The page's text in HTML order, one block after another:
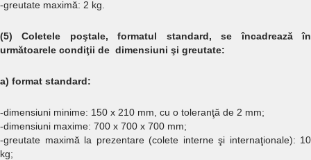
-greutate maximă: 2 kg.
(5) Coletele poştale, formatul standard, se încadrează în
următoarele condiţii de dimensiuni şi greutate:
a) format standard:
-dimensiuni minime: 150 x 210 mm, cu o toleranţă de 2 mm;
-dimensiuni maxime: 700 x 700 x 700 mm;
-greutate maximă la prezentare (colete interne şi internaţionale): 10
kg;